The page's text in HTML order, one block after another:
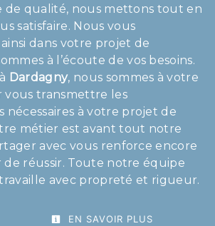
de qualité, nous mettons tout en
satisfaire. Nous vous
dans votre projet de
à l’écoute de vos besoins.
Dardagny, nous sommes à votre
vous transmettre les
nécessaires à votre projet de
métier est avant tout notre
avec vous renforce encore
de réussir. Toute notre équipe
avec propreté et rigueur.
EN SAVOIR PLUS